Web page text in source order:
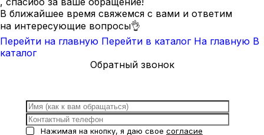
В ближайшее время свяжемся с вами и ответим
на интересующие вопросы👌
Перейти на главную Перейти в каталог На главную В
каталог
Обратный звонок
Нажимая на кнопку, я даю свое согласие